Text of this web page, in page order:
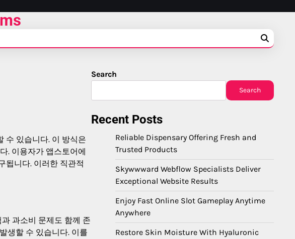
수 있습니다. 이 방식은
. 이용자가 앱스토어에
됩니다. 이러한 직관적
과소비 문제도 함께 존
생할 수 있습니다. 이를
Search
Search
Recent Posts
Reliable Dispensary Offering Fresh and
Trusted Products
Skywwward Webflow Specialists Deliver
Exceptional Website Results
Enjoy Fast Online Slot Gameplay Anytime
Anywhere
Restore Skin Moisture With Hyaluronic